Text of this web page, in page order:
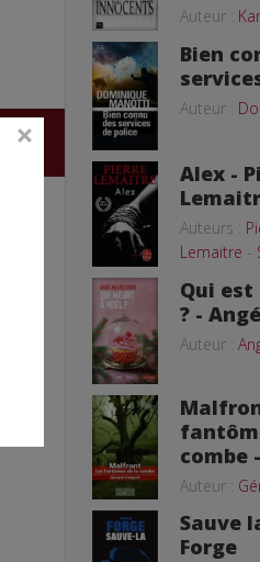
Auteur :
Bien
Auteur :
Alex -
Auteurs :
Lemaitre -
Qui
? -
Auteur :
combe
Auteur :
Sauve
Forge